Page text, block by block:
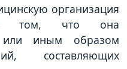
организация
том, что она
или иным образом
составляющих